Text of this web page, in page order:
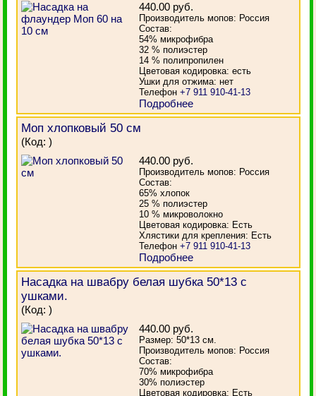
440.00 руб.
Производитель мопов: Россия
Состав:
54% микрофибра
32 % полиэстер
14 % полипропилен
Цветовая кодировка: есть
Ушки для отжима: нет
Телефон+7 911 910-41-13
Подробнее
Моп хлопковый 50 см
(Код:)
440.00 руб.
Производитель мопов: Россия
Состав:
65% хлопок
25 % полиэстер
10 % микроволокно
Цветовая кодировка: Есть
Хлястики для крепления: Есть
Телефон+7 911 910-41-13
Подробнее
Насадка на швабру белая шубка 50*13 с
ушками.
(Код:)
440.00 руб.
Размер: 50*13 см.
Производитель мопов: Россия
Состав:
70% микрофибра
30% полиэстер
Цветовая кодировка: Есть